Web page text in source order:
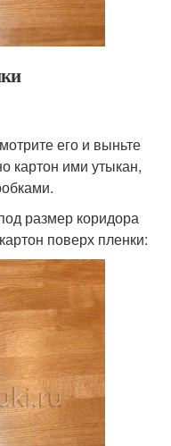
его и выньте
картон ими утыкан,
размер коридора
поверх пленки: